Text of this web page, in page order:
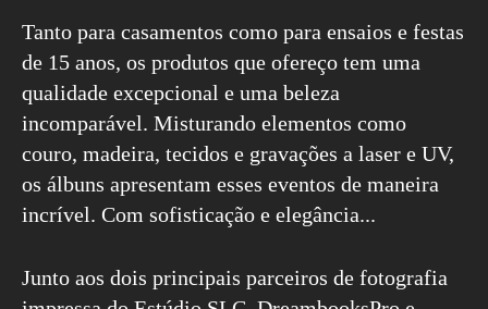
Tanto para casamentos como para ensaios e festas
de 15 anos, os produtos que ofereço tem uma
qualidade excepcional e uma beleza
incomparável. Misturando elementos como
couro, madeira, tecidos e gravações a laser e UV,
os álbuns apresentam esses eventos de maneira
incrível. Com sofisticação e elegância...
Junto aos dois principais parceiros de fotografia